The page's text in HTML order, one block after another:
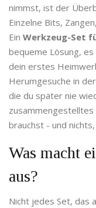
nimmst, ist der
Einzelne Bits,
Ein Werkzeug-Set
bequeme Lösung,
dein erstes
Herumgesuche in
die du später nie
zusammengestelltes
brauchst - und
Was macht
aus?
Nicht jedes Set, das